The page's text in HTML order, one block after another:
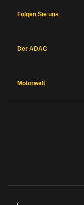
Folgen Sie uns
Der ADAC
Motorwelt